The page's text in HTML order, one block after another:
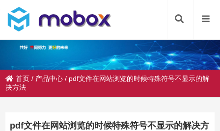
首页 / 产品中心 / pdf文件在网站浏览的时候特殊符号不显示的解
决方法
pdf文件在网站浏览的时候特殊符号不显示的解决方